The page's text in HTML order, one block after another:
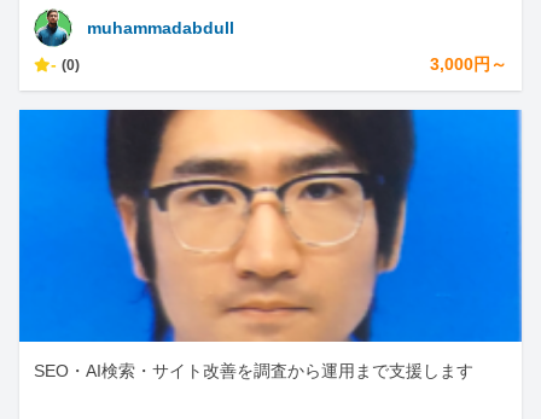
muhammadabdull
- (0) 3,000円～
SEO・AI検索・サイト改善を調査から運用まで支援します